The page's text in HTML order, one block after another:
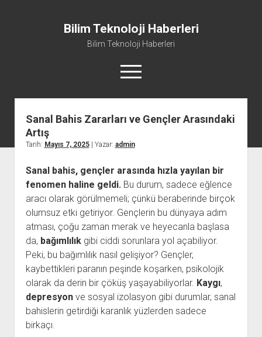
Bilim Teknoloji Haberleri
Bilim Teknoloji Haberleri
menüyü
aç
Liste
Twitter Izlenme Arttırma Parasız
Sanal Bahis Zararları ve Gençler Arasındaki
Artış
Tarih: Mayıs 7, 2025| Yazar: admin
Sanal bahis, gençler arasında hızla yayılan bir
fenomen haline geldi.Bu durum, sadece eğlence
aracı olarak görülmemeli; çünkü beraberinde birçok
olumsuz etki getiriyor. Gençlerin bu dünyaya adım
atması, çoğu zaman merak ve heyecanla başlasa
da, bağımlılıkgibi ciddi sorunlara yol açabiliyor.
Peki, bu bağımlılık nasıl gelişiyor? Gençler,
kaybettikleri paranın peşinde koşarken, psikolojik
olarak da derin bir çöküş yaşayabiliyorlar. Kaygı,
depresyonve sosyal izolasyon gibi durumlar, sanal
bahislerin getirdiği karanlık yüzlerden sadece
birkaçı.